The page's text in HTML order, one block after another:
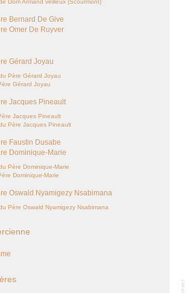
Dom Armand veilleux (Scourmont)
Bernard De Give
Omer De Ruyver
Gérard Joyau
Père Gérard Joyau
Gérard Joyau
Jacques Pineault
Jacques Pineault
Père Jacques Pineault
Faustin Dusabe
Dominique-Marie
Père Dominique-Marie
Dominique-Marie
Oswald Nyamigezy Nsabimana
Père Oswald Nyamigezy Nsabimana